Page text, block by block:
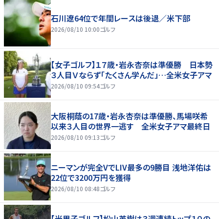
石川遼64位で年間レースは後退／米下部
2026/08/10 10:00ゴルフ
【女子ゴルフ】１７歳・岩永杏奈は準優勝 日本勢
３人目Ｖならず「たくさん学んだ」…全米女子アマ
2026/08/10 09:54ゴルフ
大阪桐蔭の17歳・岩永杏奈は準優勝、馬場咲希
以来３人目の世界一逃す 全米女子アマ最終日
2026/08/10 09:13ゴルフ
ニーマンが完全VでLIV最多の9勝目 浅地洋佑は
22位で3200万円を獲得
2026/08/10 08:48ゴルフ